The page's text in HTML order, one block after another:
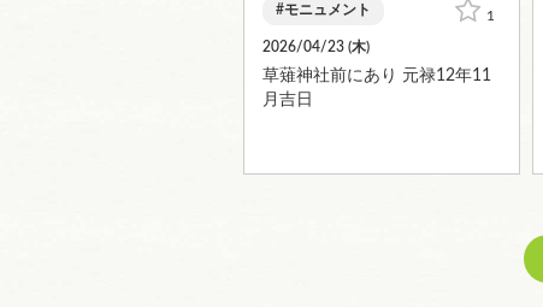
1
モニュメント
2026/04/23 (木)
草薙神社前にあり 元禄12年11
月吉日